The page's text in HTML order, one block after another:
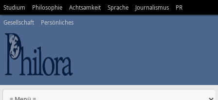
Studium Philosophie Achtsamkeit Sprache Journalismus
PR
Gesellschaft
Persönliches